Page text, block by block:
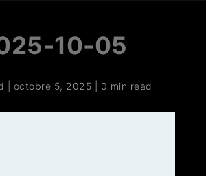
10-05
octobre 5, 2025 0 min read